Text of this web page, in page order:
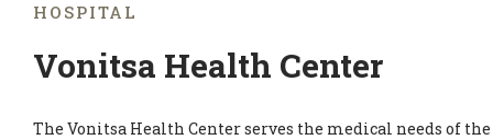
HOSPITAL
Vonitsa Health Center
The Vonitsa Health Center serves the medical needs of